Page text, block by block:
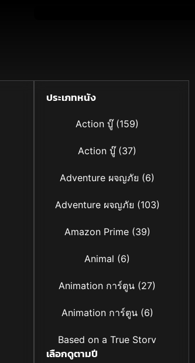
ประเภทหนัง
Action บู๊(159)
Action บู๊(37)
Adventure ผจญภัย (6)
Adventure ผจญภัย (103)
Amazon Prime(39)
Animal (6)
Animation การ์ตูน (27)
Animation การ์ตูน(6)
Based on a True Story
เรื่องจริง
เลือกดูตามปี